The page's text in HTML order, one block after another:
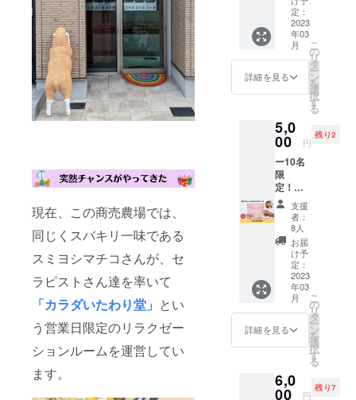
現在、この商売農場では、
同じくスバキリ一味である
スミヨシマチコさんが、セ
ラピストさん達を率いて
「カラダいたわり堂」 とい
う営業日限定のリラクゼー
ションルームを運営してい
ます。
2024年
1月まで
の1年間
です。
カラダ
り堂
https://
karada-
hp.pera
ichi.co
m/ 商売
農場 〒
547-
0043 大
阪市平
野区平
野東1-
8-6
・場
所：黒
門カル
チャー
トリー
・内
カ
レー、
スムー
ジー1
杯、ド
リンク
チケッ
ト1,000
円分付
き（ド
リンク
チケッ
トを3枚
お渡し
しま
ルコー
ル：チ
ケット2
フトド
リン
整 ・時
間：90
分 ・交
通費別
途 ・宿
泊が必
ご負担
いただ
※詳細は
メール
にてお
打合せ
いたし
ます。
※アーユ
ヴェー
ダはイ
ンドの
伝統医
り、日
本では
ないた
め法令
につい
て出張
講座し
ます。
名前は
開催権
じっく
り受講
も、講
座開催
として
参加者
さんを
募って
いただ
いても
OKで
す。 ■
詳細 ・
日時：
メール
にて調
整 ・時
3時間程
容：
テーマ
り、心
を込め
たお礼
のメー
ルをお
送りい
たしま
す。 こ
は、プ
ロジェ
クトを
ただた
だ応援
したい
方向け
のリ
ターン
です。
上乗せ
支援大
歓迎で
す！
定：
2023
年03
月
詳細を見る
こ
の
リ
タ
ー
ン
を
選
択
す
る
5,0
00 円
残り2
ー10名
限
定！ー
【お礼
のお手
紙】
cafeRel
ierの
monam
inよ
り、直
筆のお
礼のお
手紙を
お送り
いたし
おてが
み苦手
支援
者：
8人
お届
け予
定：
2023
年03
月
詳細を見る
こ
の
リ
タ
ー
ン
を
選
択
す
る
6,0
00 円
残り7